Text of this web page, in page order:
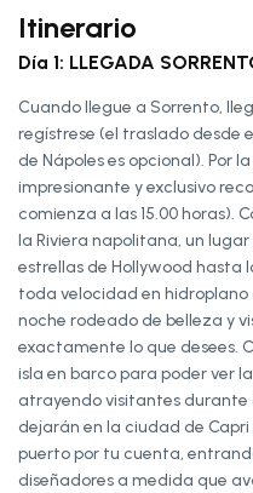
Itinerario
Día 1: LLEGADA
Cuando llegue a Sorrento,
regístrese (el traslado desde
de Nápoles es opcional). Por
impresionante y exclusivo
comienza a las 15.00 horas).
la Riviera napolitana, un
estrellas de Hollywood hasta
toda velocidad en
noche rodeado de belleza y
exactamente lo que desees.
isla en barco para poder ver
atrayendo visitantes durante
dejarán en la ciudad de
puerto por tu cuenta,
diseñadores a medida que